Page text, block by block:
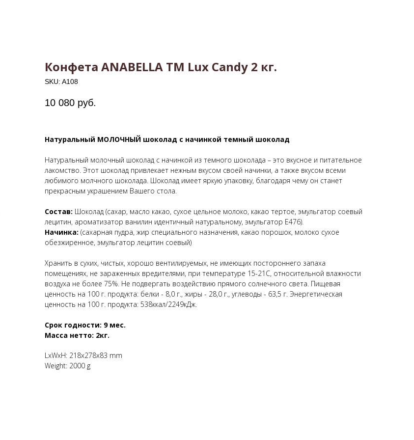
Конфета ANABELLA ТМ Lux Candy 2 кг.
SKU: A108
10 080 руб.
Натуральный МОЛОЧНЫЙ шоколад с начинкой темный шоколад
Натуральный молочный шоколад с начинкой из темного шоколада – это вкусное и питательное
лакомство. Этот шоколад привлекает нежным вкусом своей начинки, а также вкусом всеми
любимого молчного шоколада. Шоколад имеет яркую упаковку, благодаря чему он станет
прекрасным украшением Вашего стола.
Состав: Шоколад (сахар, масло какао, сухое цельное молоко, какао тертое, эмульгатор соевый
лецитин, ароматизатор ванилин идентичный натуральному, эмульгатор E476).
Начинка: (сахарная пудра, жир специального назначения, какао порошок, молоко сухое
обезжиренное, эмульгатор лецитин соевый)
Хранить в сухих, чистых, хорошо вентилируемых, не имеющих постороннего запаха
помещениях, не зараженных вредителями, при температуре 15-21C, относительной влажности
воздуха не более 75%. Не подвергать воздействию прямого солнечного света. Пищевая
ценность на 100 г. продукта: белки - 8,0 г., жиры - 28,0 г., углеводы - 63,5 г. Энергетическая
ценность на 100 г. продукта: 538ккал/2249кДж.
Срок годности: 9 мес.
Масса нетто: 2кг.
LxWxH: 218x278x83 mm
Weight: 2000 g